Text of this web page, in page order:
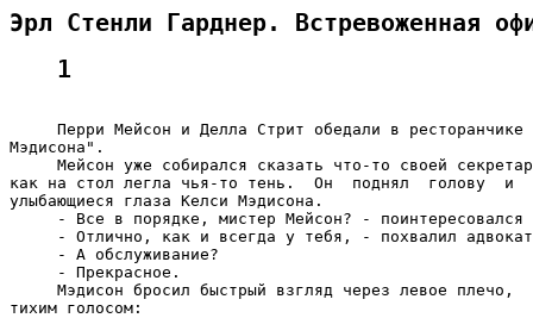
Эрл Стенли Гарднер. Встревоженная
1
Перри Мейсон и Делла Стрит обедали в ресторанчике
Мэдисона".
Мейсон уже собирался сказать что-то своей
как на стол легла чья-то тень.  Он  поднял  голову  и
улыбающиеся глаза Келси Мэдисона.
- Все в порядке, мистер Мейсон? - поинтересовался
- Отлично, как и всегда у тебя, - похвалил
     - А обслуживание?
     - Прекрасное.
Мэдисон бросил быстрый взгляд через левое плечо,
тихим голосом: